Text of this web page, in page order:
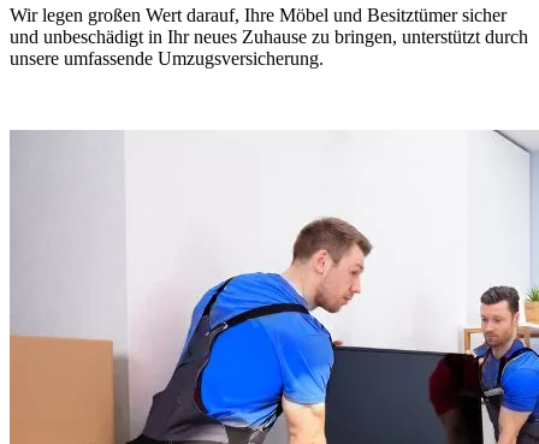
Wir legen großen Wert darauf, Ihre Möbel und Besitztümer sicher
und unbeschädigt in Ihr neues Zuhause zu bringen, unterstützt durch
unsere umfassende Umzugsversicherung.